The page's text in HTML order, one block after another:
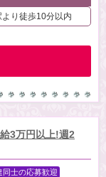
り徒歩10分以内
3万円以上!週2
同士の応募歓迎